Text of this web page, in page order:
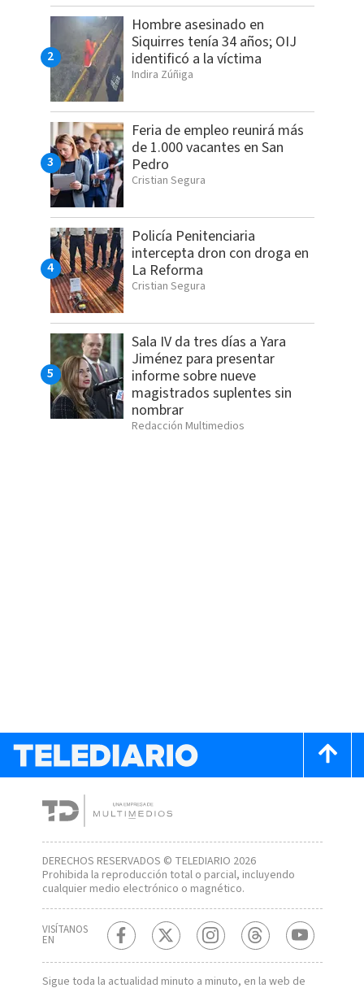
Hombre asesinado en
Siquirres tenía 34 años; OIJ
identificó a la víctima
Indira Zúñiga
Feria de empleo reunirá más
de 1.000 vacantes en San
Pedro
Cristian Segura
Policía Penitenciaria
intercepta dron con droga en
La Reforma
Cristian Segura
Sala IV da tres días a Yara
Jiménez para presentar
informe sobre nueve
magistrados suplentes sin
nombrar
Redacción Multimedios
DERECHOS RESERVADOS © TELEDIARIO 2026
Prohibida la reproducción total o parcial, incluyendo
cualquier medio electrónico o magnético.
VISÍTANOS
EN
Sigue toda la actualidad minuto a minuto, en la web de